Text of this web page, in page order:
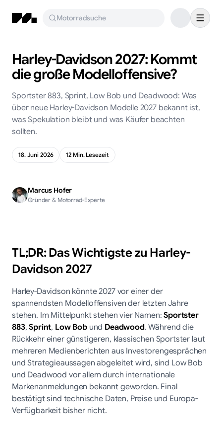
Motorradsuche
Harley-Davidson 2027: Kommt
die große Modelloffensive?
Sportster 883, Sprint, Low Bob und Deadwood: Was
über neue Harley-Davidson Modelle 2027 bekannt ist,
was Spekulation bleibt und was Käufer beachten
sollten.
18. Juni 2026 12Min. Lesezeit
Marcus Hofer
Gründer & Motorrad-Experte
TL;DR: Das Wichtigste zu Harley-
Davidson 2027
Harley-Davidson könnte 2027 vor einer der
spannendsten Modelloffensiven der letzten Jahre
stehen. Im Mittelpunkt stehen vier Namen:Sportster
883,Sprint, Low Bobund Deadwood. Während die
Rückkehr einer günstigeren, klassischen Sportster laut
mehreren Medienberichten aus Investorengesprächen
und Strategieaussagen abgeleitet wird, sind Low Bob
und Deadwood vor allem durch internationale
Markenanmeldungen bekannt geworden. Final
bestätigt sind technische Daten, Preise und Europa-
Verfügbarkeit bisher nicht.